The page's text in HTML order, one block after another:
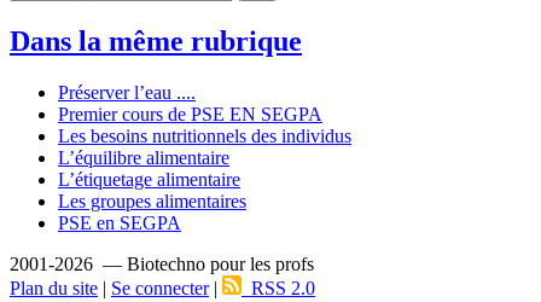
Dans la même rubrique
Préserver l’eau ....
Premier cours de PSE EN SEGPA
Les besoins nutritionnels des individus
L’équilibre alimentaire
L’étiquetage alimentaire
Les groupes alimentaires
PSE en SEGPA
2001-2026 — Biotechno pour les profs
Plan du site | Se connecter| RSS 2.0